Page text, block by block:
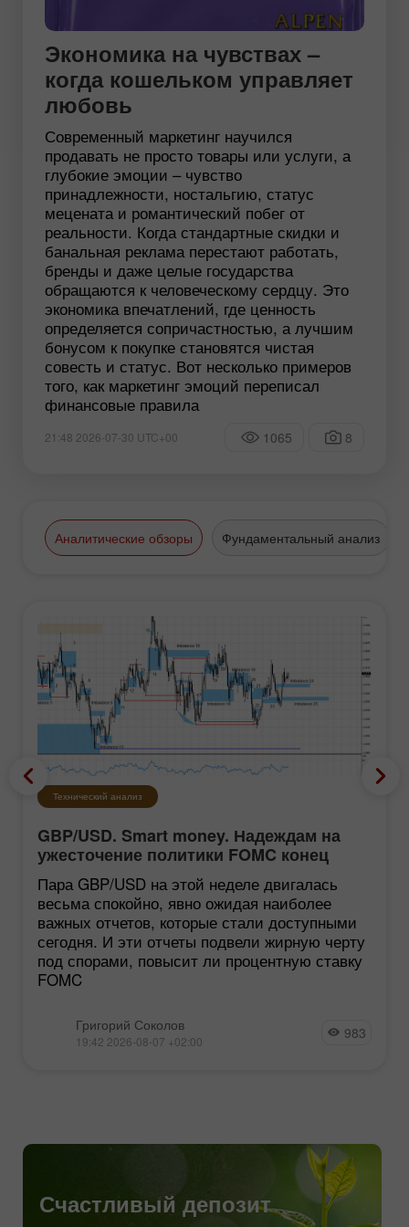
Экономика на чувствах –
когда кошельком управляет
любовь
Современный маркетинг научился
продавать не просто товары или услуги, а
глубокие эмоции – чувство
принадлежности, ностальгию, статус
мецената и романтический побег от
реальности. Когда стандартные скидки и
банальная реклама перестают работать,
бренды и даже целые государства
обращаются к человеческому сердцу. Это
экономика впечатлений, где ценность
определяется сопричастностью, а лучшим
бонусом к покупке становятся чистая
совесть и статус. Вот несколько примеров
того, как маркетинг эмоций переписал
финансовые правила
21:48 2026-07-30 UTC+00 1065 8
Аналитические обзоры Фундаментальный анализ
Технический анализ
GBP/USD. Smart money. Надеждам на
ужесточение политики FOMC конец
Пара GBP/USD на этой неделе двигалась
весьма спокойно, явно ожидая наиболее
важных отчетов, которые стали доступными
сегодня. И эти отчеты подвели жирную черту
под спорами, повысит ли процентную ставку
FOMC
Григорий Соколов
19:42 2026-08-07 +02:00 983
Счастливый депозит